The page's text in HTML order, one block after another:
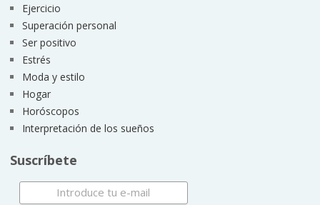
Ejercicio
Superación personal
Ser positivo
Estrés
Moda y estilo
Hogar
Horóscopos
Interpretación de los sueños
Suscríbete